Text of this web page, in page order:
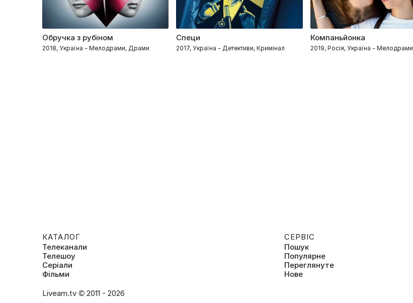
Обручка з рубіном
2018, Україна – Мелодрами, Драми
Специ
2017, Україна – Детективи, Кримінал
Компаньйонка
2019, Росія, Україна – Мелодрами
КАТАЛОГ
Телеканали
Телешоу
Серіали
Фільми
СЕРВІС
Пошук
Популярне
Переглянуте
Нове
Liveam.tv © 2011 - 2026